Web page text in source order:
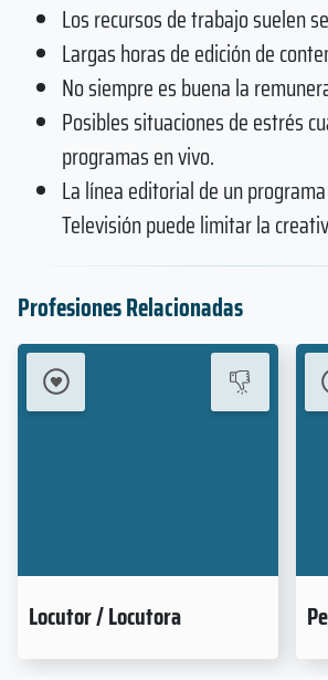
Los recursos de trabajo suelen
Largas horas de edición de
No siempre es buena la
Posibles situaciones de estrés
programas en vivo.
La línea editorial de un
Televisión puede limitar la
Profesiones Relacionadas
Locutor / Locutora